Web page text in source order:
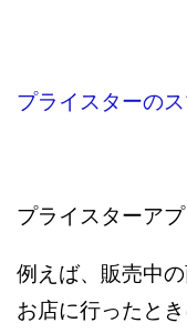
プライスターの
プライスターア
例えば、販売中
お店に行ったとき